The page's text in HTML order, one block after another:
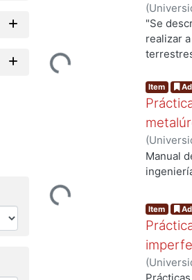
Loading...
(
Básicas
Fernando
"Se
realizar
los
el
ayudan
en el
una
obra
carpeta,
Loading...
Item
(
Básicas
Manual
Item
(
Básicas